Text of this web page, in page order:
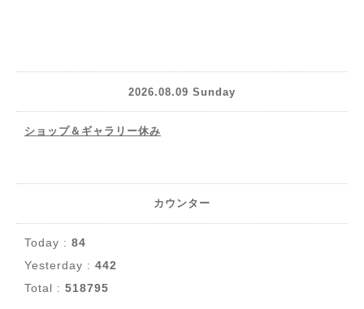
2026.08.09 Sunday
ショップ＆ギャラリー休み
カウンター
Today : 84
Yesterday : 442
Total : 518795